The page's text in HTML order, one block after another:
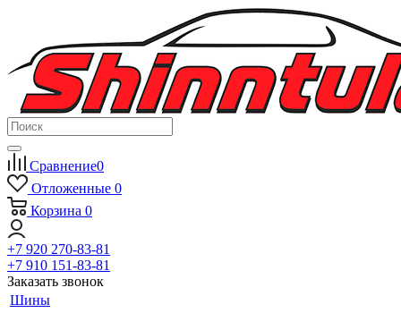
Сравнение0
Отложенные 0
Корзина 0
+7 920 270-83-81
+7 910 151-83-81
Заказать звонок
Шины